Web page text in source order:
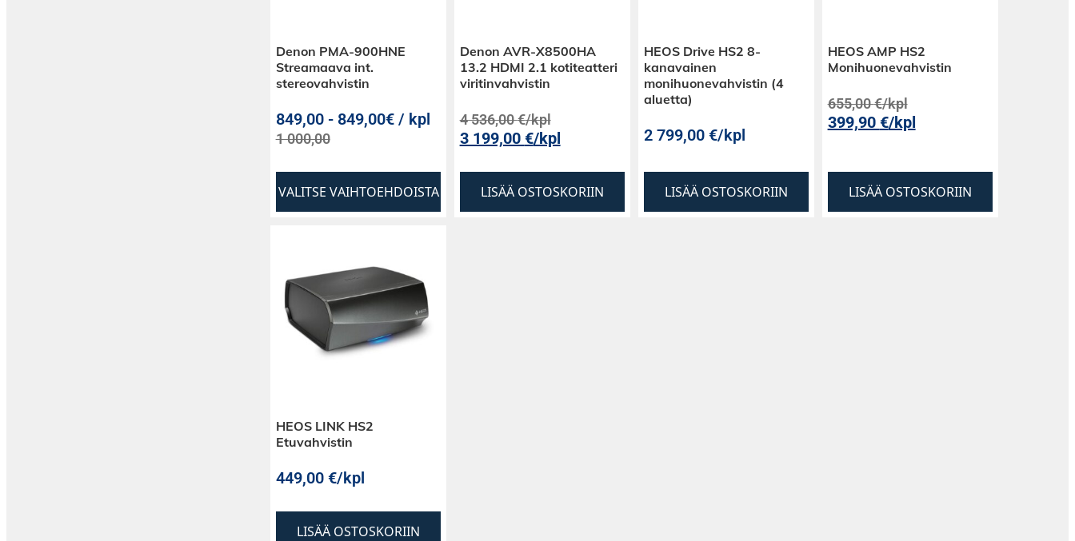
Denon PMA-900HNE
Streamaava int.
stereovahvistin
849,00- 849,00€ / kpl
1 000,00
VALITSE VAIHTOEHDOISTA
Denon AVR-X8500HA
13.2 HDMI 2.1 kotiteatteri
viritinvahvistin
4 536,00€/kpl
3 199,00 €/kpl
LISÄÄ OSTOSKORIIN
HEOS Drive HS2 8-
kanavainen
monihuonevahvistin (4
aluetta)
2 799,00 €/kpl
LISÄÄ OSTOSKORIIN
HEOS AMP HS2
Monihuonevahvistin
655,00€/kpl
399,90 €/kpl
LISÄÄ OSTOSKORIIN
HEOS LINK HS2
Etuvahvistin
449,00 €/kpl
LISÄÄ OSTOSKORIIN